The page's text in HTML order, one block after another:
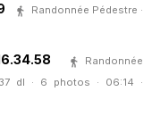
Randonnée Pédestre ·
Randonnée
dl · 6 photos · 06:14 ·